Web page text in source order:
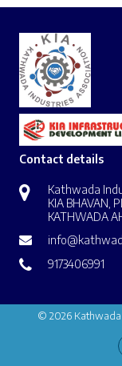
Contact details
Kathwada
KIA BHAVAN,
KATHWADA
9173406991
© 2026 Kathwada